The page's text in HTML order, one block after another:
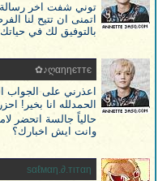
توني شفت اخر
اتمنى ان تتيح لنا
بالتوفيق لك في حياتك
ღαηηєттє♪✿
اعذرني على الجواب
الحمدلله انا بخير!
حالياً جالسة اتحضر
وانت ايش اخبارك؟
ѕαℓмαη.∂.тιтαη